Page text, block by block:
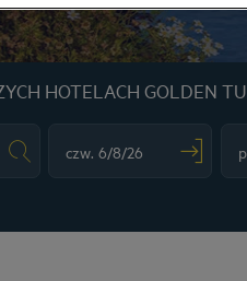
HOTELACH GOLDEN